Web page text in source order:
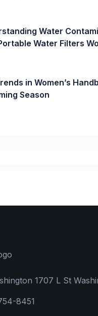
Water
Water Filters
in Women’s
Season
1707 L St
8451